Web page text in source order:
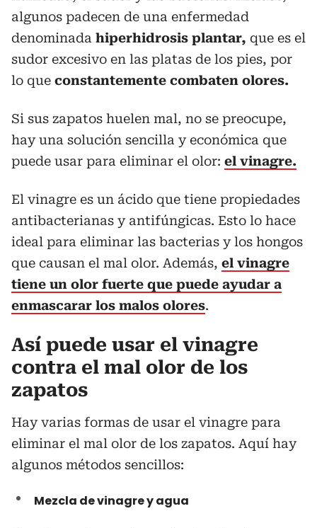
algunos padecen de una enfermedad
denominada hiperhidrosis plantar, que es el
sudor excesivo en las platas de los pies, por
lo que constantemente combaten olores.
Si sus zapatos huelen mal, no se preocupe,
hay una solución sencilla y económica que
puede usar para eliminar el olor: el vinagre.
El vinagre es un ácido que tiene propiedades
antibacterianas y antifúngicas. Esto lo hace
ideal para eliminar las bacterias y los hongos
que causan el mal olor. Además, el vinagre
tiene un olor fuerte que puede ayudar a
enmascarar los malos olores.
Así puede usar el vinagre
contra el mal olor de los
zapatos
Hay varias formas de usar el vinagre para
eliminar el mal olor de los zapatos. Aquí hay
algunos métodos sencillos:
Mezcla de vinagre y agua